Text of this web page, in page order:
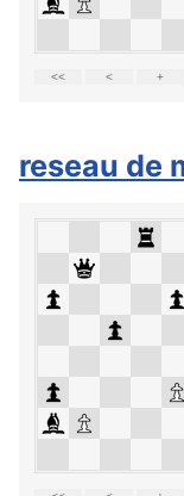
reseau de